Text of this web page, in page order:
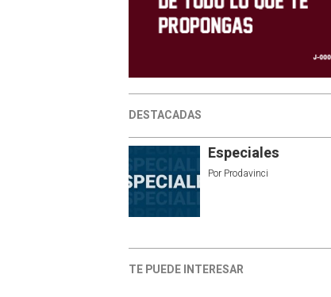
DESTACADAS
Especiales
Por Prodavinci
TE PUEDE INTERESAR